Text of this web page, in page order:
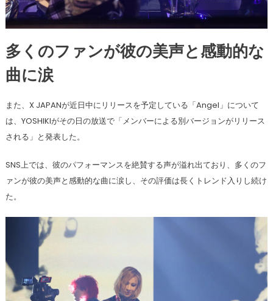
多くのファンが彼の美声と感動的な
曲に涙
また、X JAPANが近日中にリリースを予定している「Angel」について
は、YOSHIKIがその日の放送で「メンバーによる別バージョンがリリース
される」と発表した。
SNS上では、彼のパフォーマンスを絶賛する声が溢れ出ており、多くのフ
ァンが彼の美声と感動的な曲に涙し、その評価は長くトレンド入りし続け
た。